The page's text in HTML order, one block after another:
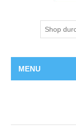
MENU